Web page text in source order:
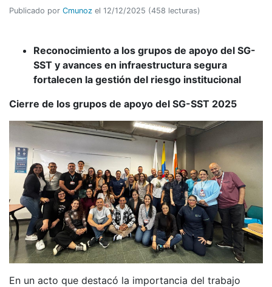
Publicado por Cmunoz el 12/12/2025 (458 lecturas)
Reconocimiento a los grupos de apoyo del SG-
SST y avances en infraestructura segura
fortalecen la gestión del riesgo institucional
Cierre de los grupos de apoyo del SG-SST 2025
En un acto que destacó la importancia del trabajo